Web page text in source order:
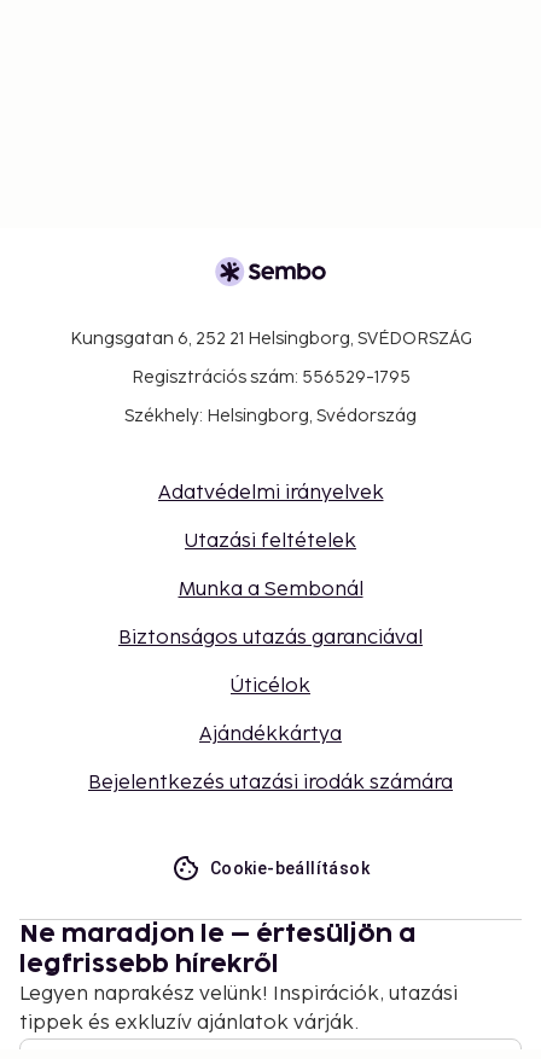
Kungsgatan 6, 252 21 Helsingborg, SVÉDORSZÁG
Regisztrációs szám: 556529-1795
Székhely: Helsingborg, Svédország
Adatvédelmi irányelvek
Utazási feltételek
Munka a Sembonál
Biztonságos utazás garanciával
Úticélok
Ajándékkártya
Bejelentkezés utazási irodák számára
Cookie-beállítások
Ne maradjon le – értesüljön a
legfrissebb hírekről
Legyen naprakész velünk! Inspirációk, utazási
tippek és exkluzív ajánlatok várják.